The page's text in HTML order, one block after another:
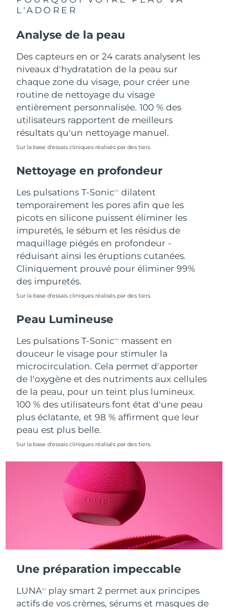
L'ADORER
Analyse de la peau
Des capteurs en or 24 carats analysent les
niveaux d'hydratation de la peau sur
chaque zone du visage, pour créer une
routine de nettoyage du visage
entièrement personnalisée. 100 % des
utilisateurs rapportent de meilleurs
résultats qu'un nettoyage manuel.
Sur la base d'essais cliniques réalisés par des tiers.
Nettoyage en profondeur
Les pulsations T-SonicTM
dilatent
temporairement les pores afin que les
picots en silicone puissent éliminer les
impuretés, le sébum et les résidus de
maquillage piégés en profondeur -
réduisant ainsi les éruptions cutanées.
Cliniquement prouvé pour éliminer 99%
des impuretés.
Sur la base d'essais cliniques réalisés par des tiers.
Peau Lumineuse
Les pulsations T-SonicTM
massent en
douceur le visage pour stimuler la
microcirculation. Cela permet d'apporter
de l'oxygène et des nutriments aux cellules
de la peau, pour un teint plus lumineux.
100 % des utilisateurs font état d'une peau
plus éclatante, et 98 % affirment que leur
peau est plus belle.
Sur la base d'essais cliniques réalisés par des tiers.
Une préparation impeccable
LUNATM
play smart 2 permet aux principes
actifs de vos crèmes, sérums et masques de
Portugal Livraison estimée
Porto Rico Livraison estimée
Qatar Livraison estimée
La Réunion
Roumanie
Russie Livraison estimée
Arabie saoudite Livraison estimée
Singapour Livraison estimée
Slovaquie Livraison estimée
Slovénie
Espagne Livraison estimée
Suède Livraison estimée 8/11/26
Suisse Livraison estimée8/11/26
Taïwan
Livraison estimée
Émirats arabes unis Livraison estimée
États-Unis Livraison estimée8/12/26
Ouzbékistan Livraison estimée
Viêt Nam Livraison estimée8/17/26